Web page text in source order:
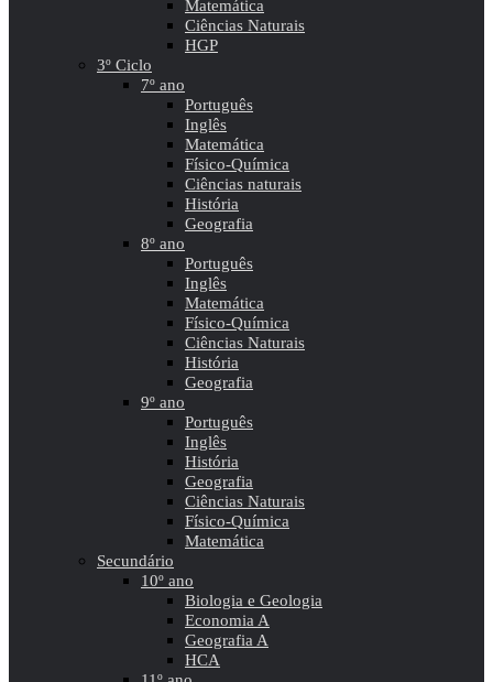
Matemática
Ciências Naturais
HGP
3º Ciclo
7º ano
Português
Inglês
Matemática
Físico-Química
Ciências naturais
História
Geografia
8º ano
Português
Inglês
Matemática
Físico-Química
Ciências Naturais
História
Geografia
9º ano
Português
Inglês
História
Geografia
Ciências Naturais
Físico-Química
Matemática
Secundário
10º ano
Biologia e Geologia
Economia A
Geografia A
HCA